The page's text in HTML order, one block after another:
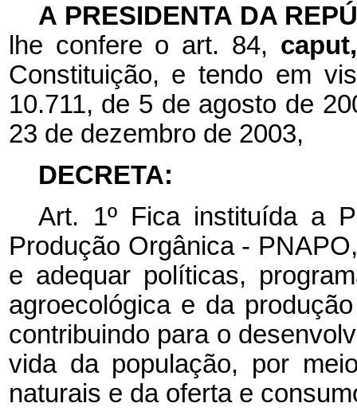
A PRESIDENTA DA
lhe confere o art. 84,
Constituição, e tendo em
10.711, de 5 de agosto de
23 de dezembro de 2003,
DECRETA:
Art. 1º Fica instituída a
Produção Orgânica -
e adequar políticas,
agroecológica e da
contribuindo para o
vida da população, por
naturais e da oferta e